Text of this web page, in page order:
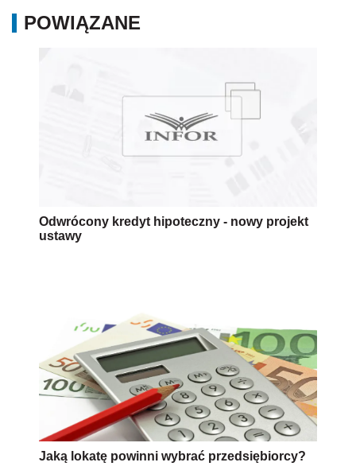
POWIĄZANE
Odwrócony kredyt hipoteczny - nowy projekt
ustawy
Jaką lokatę powinni wybrać przedsiębiorcy?